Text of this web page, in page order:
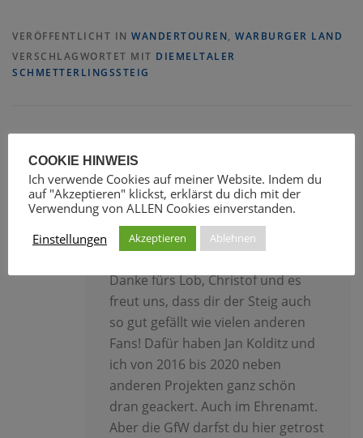
VERÖFFENTLICHT IN WANDERTOUREN, WARBURGER LAND
VERSCHLAGWORTET MIT DIEMELTALER
SCHMETTERLINGSSTEIG
SCHMETTERLINGSSTEIG
CHRISTIANE
17. AUGUST
2022
ANTWORTEN
Danke fürs Lob, Christof und es
freut uns, dass dir der Steig auch
so gut gefällt wie vielen anderen
Fans! Dafür haben Jan Kolditz und
ich von 2016 bis 2020 neben
anderen Projekten ganz schön
dran geackert. Auch im Ehrenamt.
Aber die GfW darfst du hier getrost
COOKIE HINWEIS
Ich verwende Cookies auf meiner Website. Indem du
auf "Akzeptieren" klickst, erklärst du dich mit der
Verwendung von ALLEN Cookies einverstanden.
Einstellungen
Akzeptieren Ablehnen